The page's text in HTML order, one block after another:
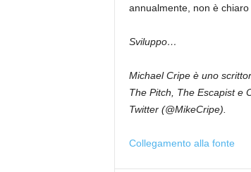
annualmente, non è
Sviluppo…
Michael Cripe è uno
The Pitch, The Escapist e
Twitter (@MikeCripe).
Collegamento alla fonte